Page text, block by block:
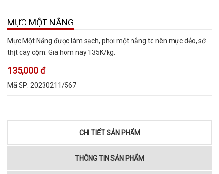
MỰC MỘT NẮNG
Mực Một Nắng được làm sạch, phơi một nắng to nên mực dẻo, sớ
thịt dày cộm. Giá hôm nay 135K/kg.
135,000 đ
Mã SP: 20230211/567
CHI TIẾT SẢN PHẨM
THÔNG TIN SẢN PHẨM